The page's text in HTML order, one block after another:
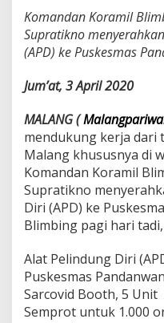
i
m
b
i
g
e
r
a
h
k
a
n
B
a
t
u
a
n
Komandan Koramil
Supratikno
(APD) ke Puskesmas
Jum’at, 3 April 2020
MALANG (
mendukung kerja dari
Malang khususnya di
Komandan Koramil
Supratikno
Diri (APD) ke
Blimbing pagi hari
Alat Pelindung Diri
Puskesmas
Sarcovid Booth, 5
Semprot untuk 1.000